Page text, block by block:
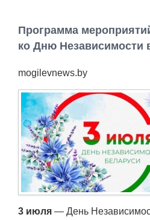
Работа
Афиша
Объявления
Транспорт
Погода
Программа
ко Дню Независимости
mogilevnews.by
3 июля — День